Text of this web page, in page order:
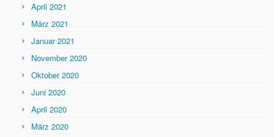
April 2021
März 2021
Januar 2021
November 2020
Oktober 2020
Juni 2020
April 2020
März 2020